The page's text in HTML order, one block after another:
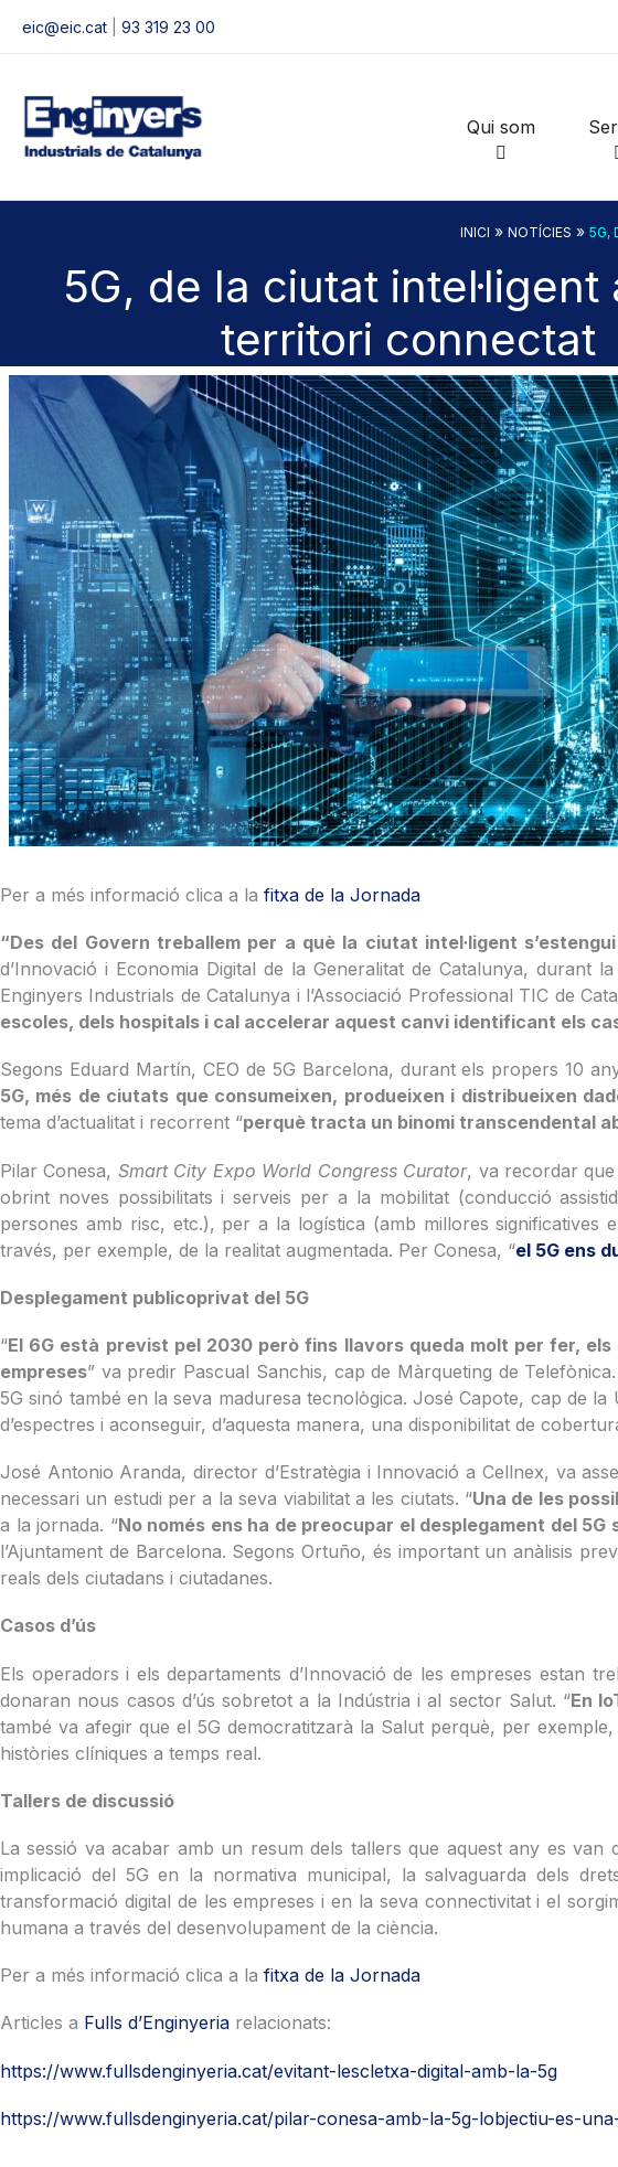
eic@eic.cat 93 319 23 00
Qui som
INICI » NOTÍCIES » 5G,
5G, de la ciutat intel·ligent
territori connectat
Per a més informació clica a la fitxa de la Jornada
“Des del Govern treballem per a què la ciutat intel·ligent
d’Innovació i Economia Digital de la Generalitat de Catalunya, durant
Enginyers Industrials de Catalunya i l’Associació Professional TIC de
escoles, dels hospitals i cal accelerar aquest canvi identificant els
Segons Eduard Martín, CEO de 5G Barcelona, durant els propers 10
5G, més de ciutats que consumeixen, produeixen i distribueixen
tema d’actualitat i recorrent “perquè tracta un binomi transcendental
Pilar Conesa, Smart City Expo World Congress Curator, va recordar
obrint noves possibilitats i serveis per a la mobilitat (conducció
persones amb risc, etc.), per a la logística (amb millores significatives
través, per exemple, de la realitat augmentada. Per Conesa, “el 5G ens
Desplegament publicoprivat del 5G
“El 6G està previst pel 2030 però fins llavors queda molt per fer,
empreses” va predir Pascual Sanchis, cap de Màrqueting de
5G sinó també en la seva maduresa tecnològica. José Capote, cap de
d’espectres i aconseguir, d’aquesta manera, una disponibilitat de
José Antonio Aranda, director d’Estratègia i Innovació a Cellnex, va
necessari un estudi per a la seva viabilitat a les ciutats. “Una de les
a la jornada. “No només ens ha de preocupar el desplegament del
l’Ajuntament de Barcelona. Segons Ortuño, és important un anàlisis
reals dels ciutadans i ciutadanes.
Casos d’ús
Els operadors i els departaments d’Innovació de les empreses estan
donaran nous casos d’ús sobretot a la Indústria i al sector Salut. “En
també va afegir que el 5G democratitzarà la Salut perquè, per
històries clíniques a temps real.
Tallers de discussió
La sessió va acabar amb un resum dels tallers que aquest any es
implicació del 5G en la normativa municipal, la salvaguarda dels
transformació digital de les empreses i en la seva connectivitat i el
humana a través del desenvolupament de la ciència.
Per a més informació clica a la fitxa de la Jornada
Articles a Fulls d’Enginyeria relacionats:
https://www.fullsdenginyeria.cat/evitant-lescletxa-digital-amb-la-5g
https://www.fullsdenginyeria.cat/pilar-conesa-amb-la-5g-lobjectiu-es-